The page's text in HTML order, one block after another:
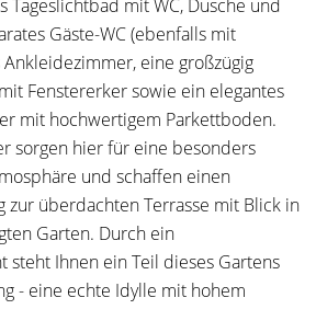
Tageslichtbad mit WC, Dusche und
Gäste-WC (ebenfalls mit
Ankleidezimmer, eine großzügig
Fenstererker sowie ein elegantes
mit hochwertigem Parkettboden.
sorgen hier für eine besonders
und schaffen einen
zur überdachten Terrasse mit Blick in
Garten. Durch ein
steht Ihnen ein Teil dieses Gartens
- eine echte Idylle mit hohem